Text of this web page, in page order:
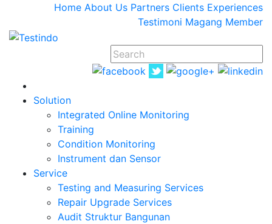
Home About Us Partners Clients Experiences
Testimoni Magang Member
Solution
Integrated Online Monitoring
Training
Condition Monitoring
Instrument dan Sensor
Service
Testing and Measuring Services
Repair Upgrade Services
Audit Struktur Bangunan